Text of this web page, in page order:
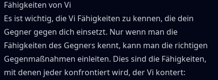
Fähigkeiten von Vi
Es ist wichtig, dieVi Fähigkeiten zu kennen, die dein
Gegner gegen dich einsetzt. Nur wenn man die
Fähigkeiten des Gegners kennt, kann man die richtigen
Gegenmaßnahmen einleiten. Dies sind die Fähigkeiten,
mit denen jeder konfrontiert wird, derVi kontert: